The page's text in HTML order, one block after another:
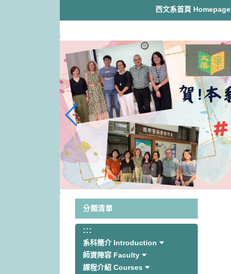
西文系首頁 Homepage
分類清單
:::
系科簡介 Introduction
師資陣容 Faculty
課程介紹 Courses